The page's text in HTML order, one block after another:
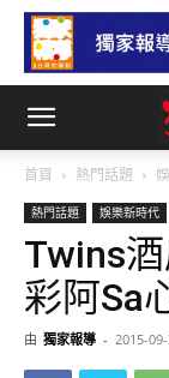
首頁 熱門話題
熱門話題 娛樂新時代
Twins
彩阿Sa
由 獨家報導 - 2015-